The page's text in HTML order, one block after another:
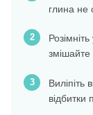
глина не
Виліпіть
відбитки